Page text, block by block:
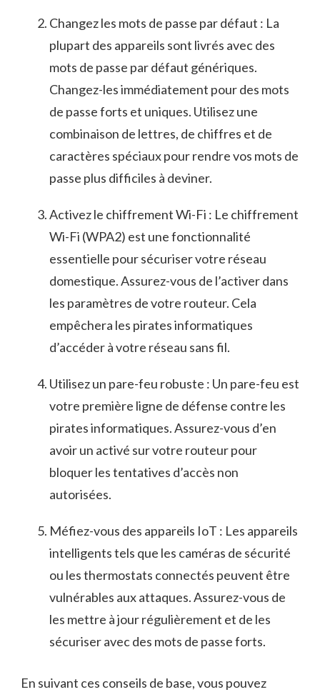
Changez les mots de passe par défaut : ‍La
plupart des⁤ appareils sont livrés avec des
mots de passe par⁣ défaut génériques.​
Changez-les immédiatement pour des ‍mots
de passe forts et uniques. ⁣Utilisez ⁤une
combinaison de lettres,‍ de chiffres ​et de
caractères spéciaux pour rendre vos mots de
passe plus difficiles à⁣ deviner.
Activez le chiffrement Wi-Fi ⁤: Le⁤ chiffrement
⁢Wi-Fi (WPA2) est‍ une fonctionnalité⁤
essentielle pour sécuriser votre réseau
domestique. Assurez-vous ⁣de ⁣l’activer‍ dans
les paramètres ⁤de votre routeur. Cela
empêchera les pirates informatiques
⁤d’accéder à votre réseau ⁢sans ⁣fil.
Utilisez​ un pare-feu robuste : ​Un ⁢pare-feu est
votre première⁤ ligne de​ défense contre les
pirates informatiques. Assurez-vous⁣ d’en
avoir un activé sur votre routeur pour
bloquer les tentatives​ d’accès non
⁤autorisées.
Méfiez-vous ​des ⁢appareils IoT : Les⁤ appareils
intelligents⁤ tels que les caméras de sécurité
ou les thermostats connectés peuvent ⁣être
‍vulnérables aux attaques. Assurez-vous de
les mettre à jour régulièrement et‌ de les
sécuriser avec ⁢des mots‍ de passe forts.
En suivant ces conseils de base, ⁣vous pouvez